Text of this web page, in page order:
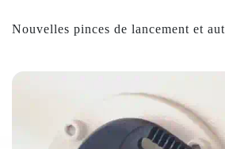
Nouvelles pinces de lancement et